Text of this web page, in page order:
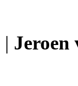
Jeroen